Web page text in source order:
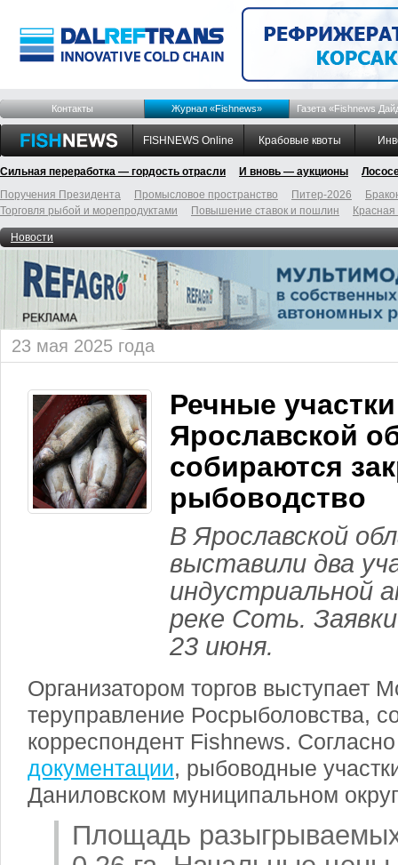
Контакты Журнал «Fishnews» Газета «Fishnews
FISHNEWS Online Крабовые квоты
Сильная переработка — гордость отрасли И вновь — аукционы
Поручения Президента
Промысловое пространство Питер-2026
Торговля рыбой и морепродуктами
Повышение ставок и пошлин
Новости
23 мая 2025 года
Речные
Ярославской
собираются
рыбоводство
В Ярославской
выставили два
индустриальной
реке Соть.
23 июня.
Организатором торгов выступает
теруправление Росрыболовства,
корреспондент Fishnews.
документации, рыбоводные
Даниловском муниципальном
Площадь